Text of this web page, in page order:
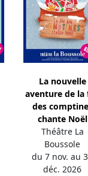
La nouvelle
aventure de la
des
chante Noël
Théâtre La
Boussole
du 7 nov. au
déc. 2026